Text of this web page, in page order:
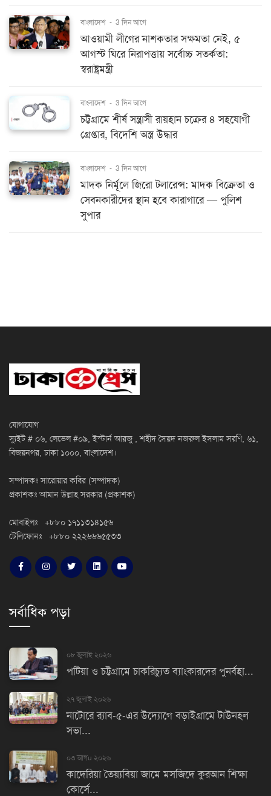
বাংলাদেশ - 3 দিন আগে
আওয়ামী লীগের নাশকতার সক্ষমতা নেই, ৫
আগস্ট ঘিরে নিরাপত্তায় সর্বোচ্চ সতর্কতা:
স্বরাষ্ট্রমন্ত্রী
বাংলাদেশ - 3 দিন আগে
চট্টগ্রামে শীর্ষ সন্ত্রাসী রায়হান চক্রের ৪ সহযোগী
গ্রেপ্তার, বিদেশি অস্ত্র উদ্ধার
বাংলাদেশ - 3 দিন আগে
মাদক নির্মূলে জিরো টলারেন্স: মাদক বিক্রেতা ও
সেবনকারীদের স্থান হবে কারাগারে — পুলিশ
সুপার
যোগাযোগ
স্যুইট # ০৬, লেভেল #০৯, ইস্টার্ন আরজু , শহীদ সৈয়দ নজরুল ইসলাম সরণি, ৬১,
বিজয়নগর, ঢাকা ১০০০, বাংলাদেশ।
সম্পাদকঃ সারোয়ার কবির (সম্পাদক)
প্রকাশকঃ আমান উল্লাহ সরকার (প্রকাশক)
মোবাইলঃ +৮৮০ ১৭১১৩১৪১৫৬
টেলিফোনঃ +৮৮০ ২২২৬৬৬৫৫৩৩
সর্বাধিক পড়া
০৮ জুলাই ২০২৬
পটিয়া ও চট্টগ্রামে চাকরিচ্যুত ব্যাংকারদের পুনর্বহা...
২৭ জুলাই ২০২৬
নাটোরে র‌্যাব-৫-এর উদ্যোগে বড়াইগ্রামে টাউনহল
সভা...
০৩ আগu ২০২৬
কাদেরিয়া তৈয়্যবিয়া জামে মসজিদে কুরআন শিক্ষা
কোর্সে...